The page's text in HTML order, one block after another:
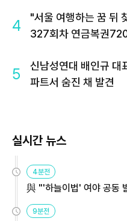
4
"서울 여행하는 꿈 뒤
327회차 연금복권
5
신남성연대 배인규 대
파트서 숨진 채 발견
실시간 뉴스
4분전
與 "'하늘이법' 여야 공동
9분전